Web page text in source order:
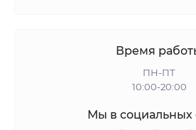
Время
ПН-ПТ
10:00-20:00
Мы в социальных